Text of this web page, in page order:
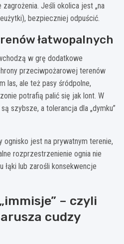
Jeśli okolica jest „na
bezpieczniej odpuścić.
łatwopalnych
w grę dodatkowe
przeciwpożarowej terenów
las, ale też pasy śródpolne,
potrafią palić się jak lont. W
szybsze, a tolerancja dla „dymku”
ognisko jest na prywatnym terenie,
rozprzestrzenienie ognia nie
łąki lub zarośli konsekwencje
– czyli
cudzy